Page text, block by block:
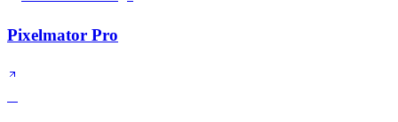
Pixelmator Pro